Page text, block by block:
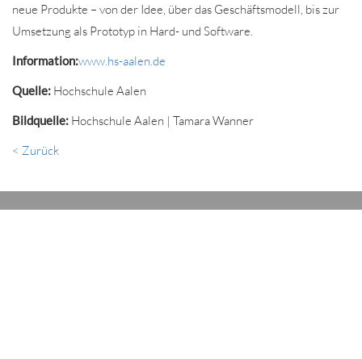
neue Produkte – von der Idee, über das Geschäftsmodell, bis zur
Umsetzung als Prototyp in Hard- und Software.
Information:www.hs-aalen.de
Quelle: Hochschule Aalen
Bildquelle: Hochschule Aalen | Tamara Wanner
< Zurück